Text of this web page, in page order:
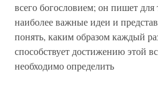
всего богословием; он пишет для
наиболее важные идеи и
понять, каким образом каждый
способствует достижению этой
необходимо определить